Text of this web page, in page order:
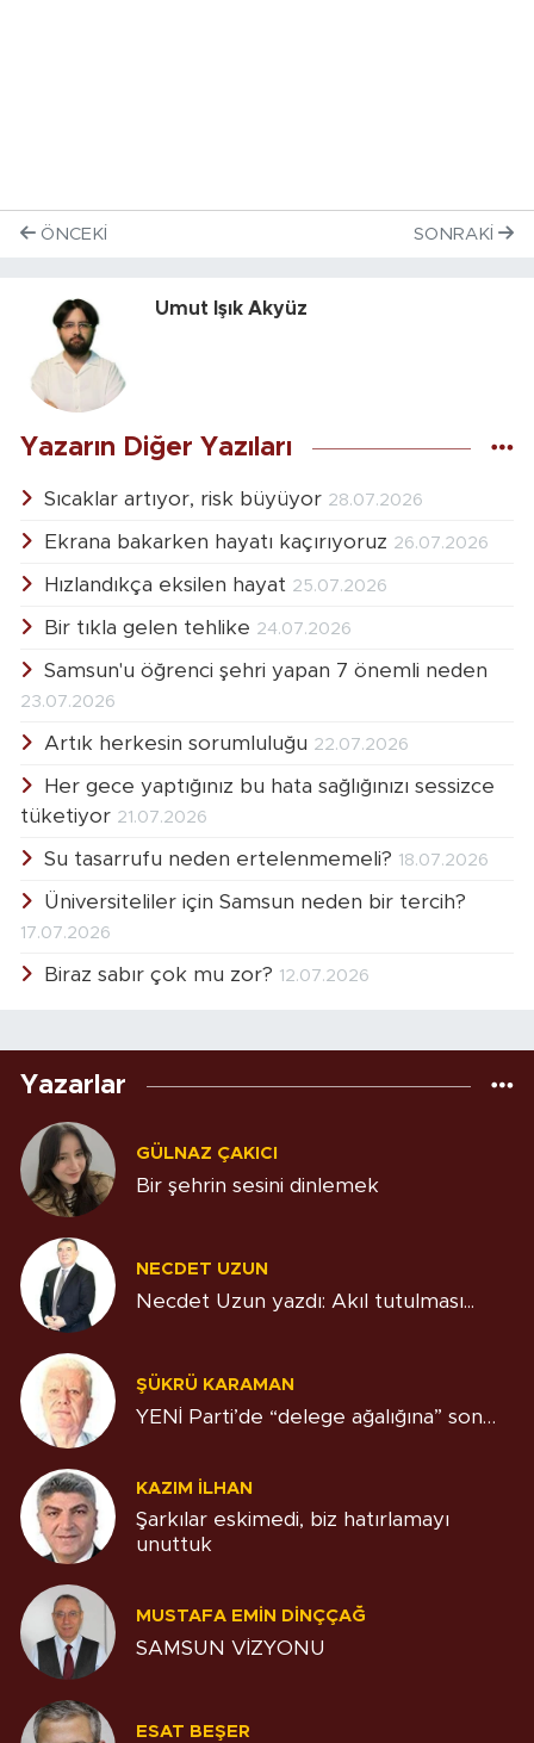
ÖNCEKI SONRAKI
Umut Işık Akyüz
Yazarın Diğer Yazıları
Sıcaklar artıyor, risk büyüyor 28.07.2026
Ekrana bakarken hayatı kaçırıyoruz 26.07.2026
Hızlandıkça eksilen hayat 25.07.2026
Bir tıkla gelen tehlike 24.07.2026
Samsun'u öğrenci şehri yapan 7 önemli neden
23.07.2026
Artık herkesin sorumluluğu 22.07.2026
Her gece yaptığınız bu hata sağlığınızı sessizce
tüketiyor 21.07.2026
Su tasarrufu neden ertelenmemeli? 18.07.2026
Üniversiteliler için Samsun neden bir tercih?
17.07.2026
Biraz sabır çok mu zor? 12.07.2026
Yazarlar
GÜLNAZ ÇAKICI
Bir şehrin sesini dinlemek
NECDET UZUN
Necdet Uzun yazdı: Akıl tutulması...
ŞÜKRÜ KARAMAN
YENİ Parti’de “delege ağalığına” son…
KAZIM İLHAN
Şarkılar eskimedi, biz hatırlamayı
unuttuk
MUSTAFA EMIN DINÇÇAĞ
SAMSUN VİZYONU
ESAT BEŞER